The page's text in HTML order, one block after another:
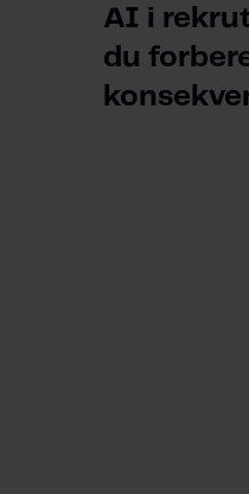
AI i
du